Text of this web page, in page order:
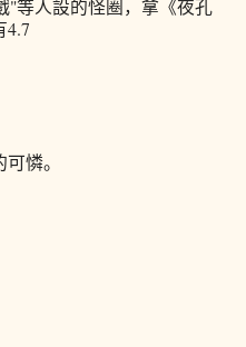
"等人設的怪圈，拿《夜孔
4.7
憐。